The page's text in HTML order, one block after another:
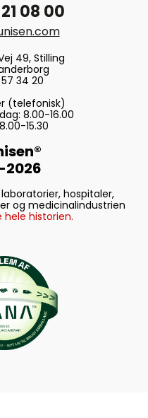
08 00
49, Stilling
57 34 20
(telefonisk)
8.00-16.00
15.30
2026
hospitaler,
og medicinalindustrien
hele historien.